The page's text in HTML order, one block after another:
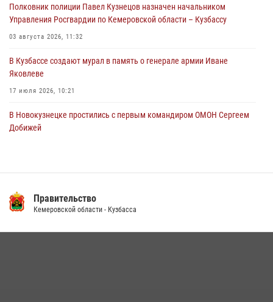
04 августа 2026, 06:32
Полковник полиции Павел Кузнецов назначен начальником
Управления Росгвардии по Кемеровской области – Кузбассу
03 августа 2026, 11:32
В Кузбассе создают мурал в память о генерале армии Иване
Яковлеве
17 июля 2026, 10:21
В Новокузнецке простились с первым командиром ОМОН Сергеем
Добижей
14 июля 2026, 08:52 1
Правительство
Кемеровской области - Кузбасса